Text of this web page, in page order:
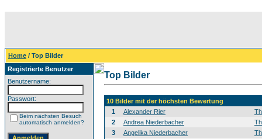
Home / Top Bilder
Registrierte Benutzer
Benutzername:
Passwort:
Beim nächsten Besuch
automatisch anmelden?
Top Bilder
10 Bilder mit der höchsten Bewertung
1
Alexander Rier
2
Andrea Niederbacher
3
Angelika Niederbacher